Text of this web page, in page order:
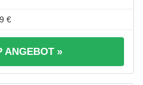
€
ANGEBOT »